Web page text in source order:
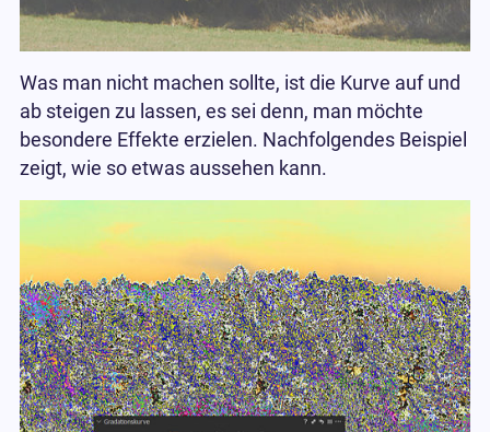
Was man nicht machen sollte, ist die Kurve auf und
ab steigen zu lassen, es sei denn, man möchte
besondere Effekte erzielen. Nachfolgendes Beispiel
zeigt, wie so etwas aussehen kann.